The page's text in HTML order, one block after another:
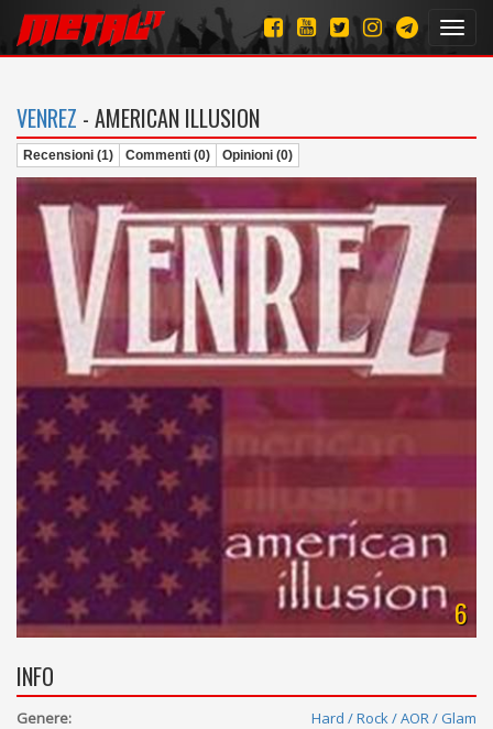
VENREZ - AMERICAN ILLUSION
Recensioni (1) Commenti (0) Opinioni (0)
6
INFO
Genere:
Hard / Rock / AOR / Glam